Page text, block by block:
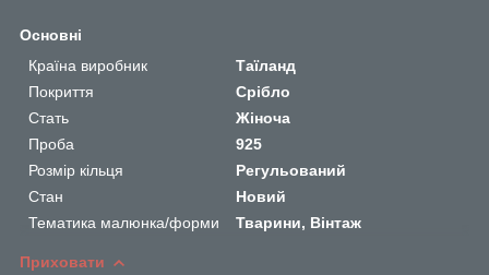
Основні
Країна виробник
Таїланд
Покриття
Срібло
Стать
Жіноча
Проба
925
Розмір кільця
Регульований
Стан
Новий
Тематика малюнка/форми
Тварини, Вінтаж
Приховати